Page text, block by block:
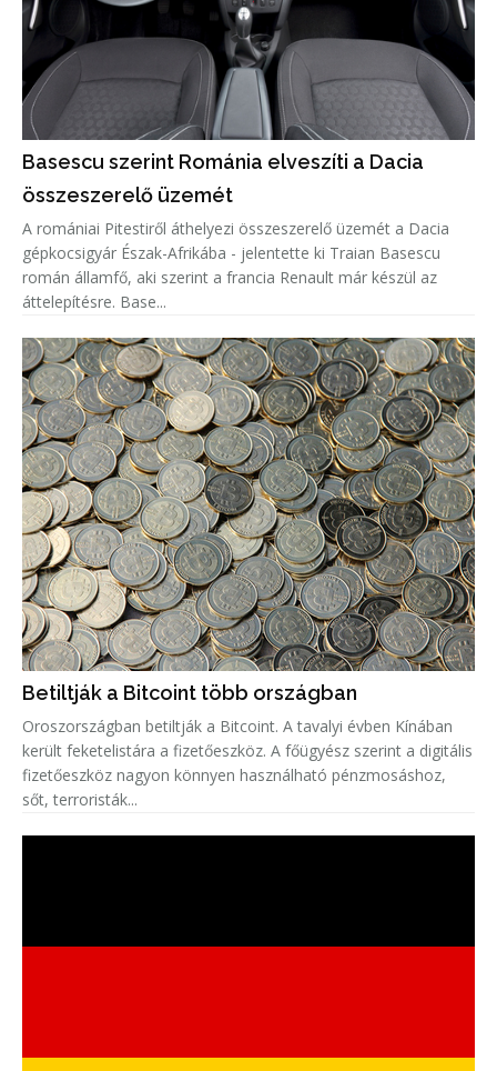
Basescu szerint Románia elveszíti a Dacia
összeszerelő üzemét
A romániai Pitestiről áthelyezi összeszerelő üzemét a Dacia
gépkocsigyár Észak-Afrikába - jelentette ki Traian Basescu
román államfő, aki szerint a francia Renault már készül az
áttelepítésre. Base...
Betiltják a Bitcoint több országban
Oroszországban betiltják a Bitcoint. A tavalyi évben Kínában
került feketelistára a fizetőeszköz. A főügyész szerint a digitális
fizetőeszköz nagyon könnyen használható pénzmosáshoz,
sőt, terroristák...